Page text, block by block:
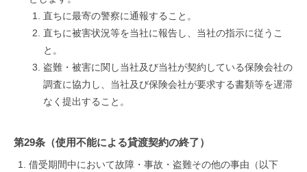
直ちに最寄の警察に通報すること。
直ちに被害状況等を当社に報告し、当社の指示に従うこ
と。
盗難・被害に関し当社及び当社が契約している保険会社の
調査に協力し、当社及び保険会社が要求する書類等を遅滞
なく提出すること。
第29条（使用不能による貸渡契約の終了）
借受期間中において故障・事故・盗難その他の事由（以下